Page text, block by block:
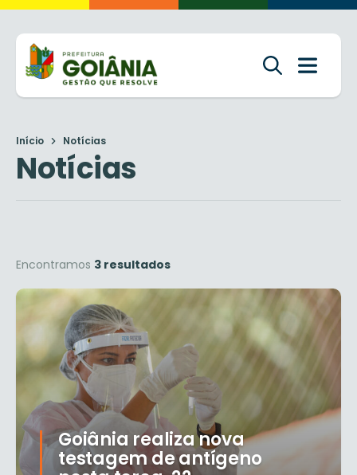
Início Notícias
Notícias
Encontramos 3 resultados
Goiânia realiza nova
testagem de antígeno